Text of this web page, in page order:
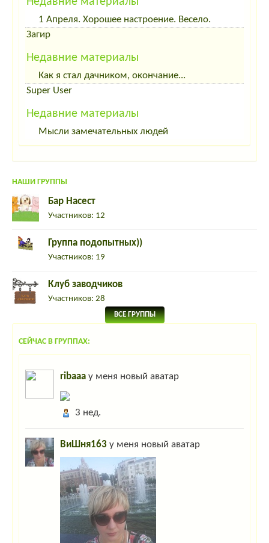
1 Апреля. Хорошее настроение. Весело.
Загир
Недавние материалы
Как я стал дачником, окончание...
Super User
Недавние материалы
Мысли замечательных людей
НАШИ ГРУППЫ
Бар Насест
Участников: 12
Группа подопытных))
Участников: 19
Клуб заводчиков
Участников: 28
ВСЕ ГРУППЫ
СЕЙЧАС В ГРУППАХ:
ribaaa у меня новый аватар
3 нед.
ВиШня163 у меня новый аватар